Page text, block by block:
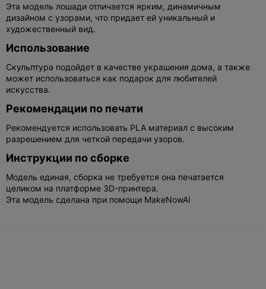
Эта модель лошади отличается ярким, динамичным
дизайном с узорами, что придает ей уникальный и
художественный вид.
Использование
Скульптура подойдет в качестве украшения дома, а также
может использоваться как подарок для любителей
искусства.
Рекомендации по печати
Рекомендуется использовать PLA материал с высоким
разрешением для четкой передачи узоров.
Инструкции по сборке
Модель единая, сборка не требуется она печатается
целиком на платформе 3D-принтера.
Эта модель сделана при помощи MakeNowAI